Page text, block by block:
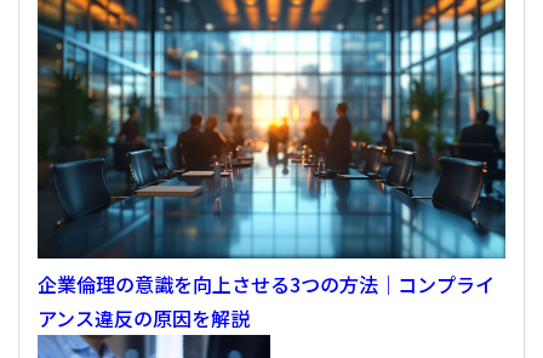
企業倫理の意識を向上させる3つの方法｜コンプライ
アンス違反の原因を解説